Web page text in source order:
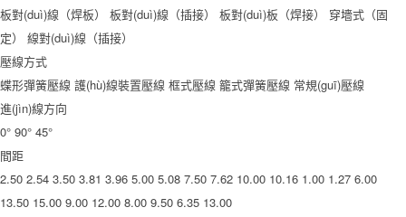
板對(duì)線（焊板）
板對(duì)線（插接） 板對(duì)板（焊接）
穿墻式（固
定）
線對(duì)線（插接）
壓線方式
蝶形彈簧壓線 護(hù)線裝置壓線 框式壓線 籠式彈簧壓線 常規(guī)壓線
進(jìn)線方向
0° 90° 45°
間距
2.50 2.54 3.50 3.81 3.96 5.00 5.08 7.50 7.62 10.00 10.16 1.00 1.27 6.00
13.50 15.00 9.00 12.00 8.00 9.50 6.35 13.00